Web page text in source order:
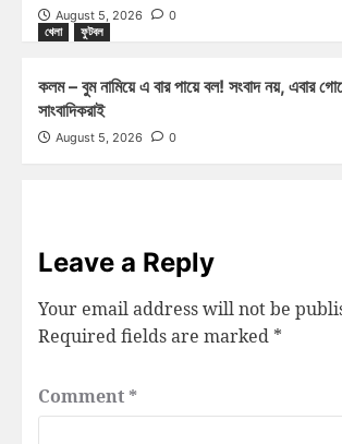
August 5, 2026
0
খেলা
ফুটবল
কলম – বুম নামিয়ে এ বার পায়ে বল! সংবাদ নয়, এবার
সাংবাদিকরাই
August 5, 2026 0
Leave a Reply
Your email address will not be
Required fields are marked *
Comment *